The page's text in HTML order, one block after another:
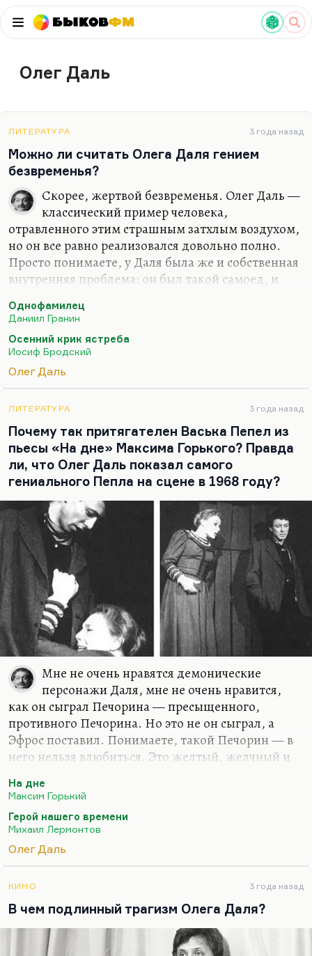
БыковФМ
Олег Даль
ЛИТЕРАТУРА 3 года назад
Можно ли считать Олега Даля гением
безвременья?
Скорее, жертвой безвременья. Олег Даль —
классический пример человека,
отравленного этим страшным затхлым воздухом,
но он все равно реализовался довольно полно.
Просто понимаете, у Даля была же и собственная
внутренняя проблема: он был такой самоед, и
всегда есть готовность этот рывок совершить. И
Высоцкий находился накануне рывка, и тоже,
мне кажется, во многом глушил себя этими
беспрерывными выступлениями, потому что ему
нужно было сосредоточиться, а я не знаю, в какой
бы абсолютно порвать пуповину, связывающую с
подтекстом, с контекстом, с поколением, с
эпохой, с советской властью, грубо…
Однофамилец
Даниил Гранин
Осенний крик ястреба
Иосиф Бродский
Олег Даль
ЛИТЕРАТУРА 3 года назад
Почему так притягателен Васька Пепел из
пьесы «На дне» Максима Горького? Правда
ли, что Олег Даль показал самого
гениального Пепла на сцене в 1968 году?
Мне не очень нравятся демонические
персонажи Даля, мне не очень нравится,
как он сыграл Печорина — пресыщенного,
противного Печорина. Но это не он сыграл, а
Эфрос поставил. Понимаете, такой Печорин — в
него нельзя влюбиться. Это желтый, желчный и
рисовался таким. Я думаю, что Кира Муратова,
царствие ей небесное, она же хотела поставить
«Героя нашего времени», она бы поставила совсем
демоничен, но не скучен. Какого Ваську Пепла
мог сыграть Даль, я не представляю. В 1968 году
он был юношей, и, наверное, это был такой
совсем молодой разгульный Пепел, и почему же
он привлекателен? Он совсем…
На дне
Максим Горький
Герой нашего времени
Михаил Лермонтов
Олег Даль
КИНО 3 года назад
В чем подлинный трагизм Олега Даля?